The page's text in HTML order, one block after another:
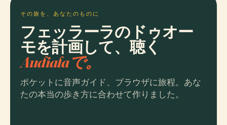
その旅を、あなたのものに
フェッラーラのドゥオー
モを計画して、聴く
Audialaで。
ポケットに音声ガイド、ブラウザに旅程。あな
たの本当の歩き方に合わせて作りました。